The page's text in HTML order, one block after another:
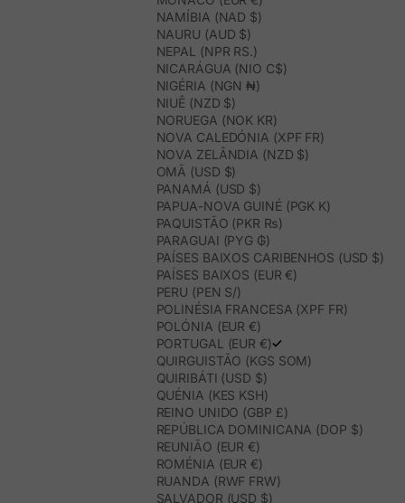
NAMÍBIA (NAD $)
NAURU (AUD $)
NEPAL (NPR RS.)
NICARÁGUA (NIO C$)
NIGÉRIA (NGN ₦)
NIUÊ (NZD $)
NORUEGA (NOK KR)
NOVA CALEDÓNIA (XPF FR)
NOVA ZELÂNDIA (NZD $)
OMÃ (USD $)
PANAMÁ (USD $)
PAPUA-NOVA GUINÉ (PGK K)
PAQUISTÃO (PKR ₨)
PARAGUAI (PYG ₲)
PAÍSES BAIXOS CARIBENHOS (USD $)
PAÍSES BAIXOS (EUR €)
PERU (PEN S/)
POLINÉSIA FRANCESA (XPF FR)
POLÓNIA (EUR €)
PORTUGAL (EUR €)
QUIRGUISTÃO (KGS SOM)
QUIRIBÁTI (USD $)
QUÉNIA (KES KSH)
REINO UNIDO (GBP £)
REPÚBLICA DOMINICANA (DOP $)
REUNIÃO (EUR €)
ROMÉNIA (EUR €)
RUANDA (RWF FRW)
SALVADOR (USD $)